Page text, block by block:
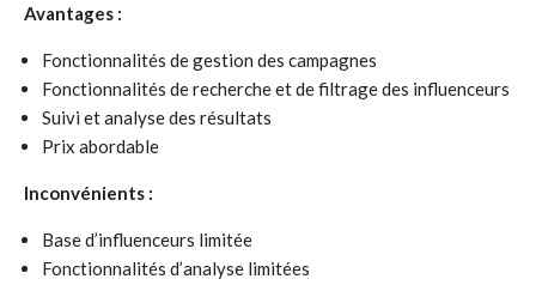
Avantages :
Fonctionnalités de gestion des campagnes
Fonctionnalités de recherche et de filtrage des influenceurs
Suivi et analyse des résultats
Prix abordable
Inconvénients :
Base d’influenceurs limitée
Fonctionnalités d’analyse limitées